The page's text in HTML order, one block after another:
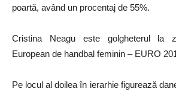
poartă, având un procentaj de 55%.
Cristina Neagu este golgheterul la
European de handbal feminin – EURO
Pe locul al doilea în ierarhie figurează